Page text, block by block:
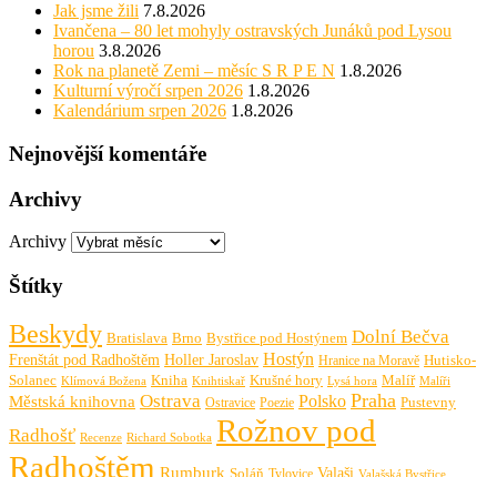
Jak jsme žili 7.8.2026
Ivančena – 80 let mohyly ostravských Junáků pod Lysou
horou 3.8.2026
Rok na planetě Zemi – měsíc S R P E N 1.8.2026
Kulturní výročí srpen 2026 1.8.2026
Kalendárium srpen 2026 1.8.2026
Nejnovější komentáře
Archivy
Archivy
Štítky
Beskydy Bratislava Brno Bystřice pod Hostýnem Dolní Bečva
Frenštát pod Radhoštěm Holler Jaroslav Hostýn Hranice na Moravě Hutisko-
Solanec Klímová Božena Kniha Knihtiskař Krušné hory Lysá hora Malíř Malíři
Městská knihovna Ostrava Ostravice Poezie Polsko Praha Pustevny
Radhošť Recenze Richard Sobotka Rožnov pod
Radhoštěm Rumburk Soláň Tylovice Valaši Valašská Bystřice